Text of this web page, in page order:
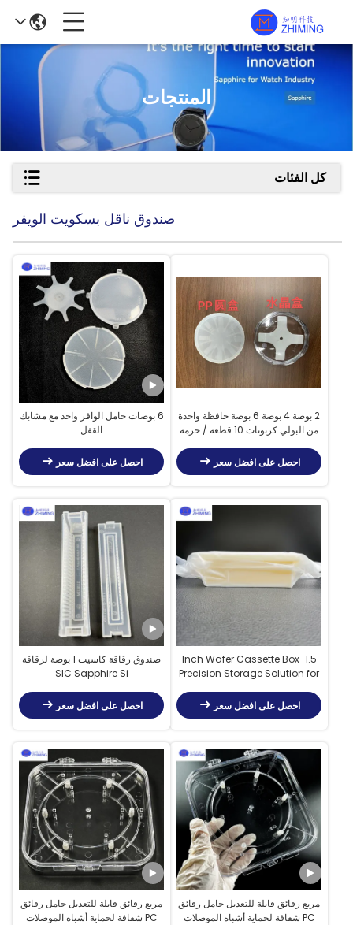
المنتجات
كل الفئات
صندوق ناقل بسكويت الويفر
2 بوصة 4 بوصة 6 بوصة حافظة واحدة
من البولي كربونات 10 قطعة / حزمة
احصل على افضل سعر
6 بوصات حامل الوافر واحد مع مشابك
القفل
احصل على افضل سعر
1.5-Inch Wafer Cassette Box
Precision Storage Solution for
احصل على افضل سعر
صندوق رقاقة كاسيت 1 بوصة لرقاقة
SIC Sapphire Si
احصل على افضل سعر
مربع رقائق قابلة للتعديل حامل رقائق
PC شفافة لحماية أشباه الموصلات
مربع رقائق قابلة للتعديل حامل رقائق
PC شفافة لحماية أشباه الموصلات